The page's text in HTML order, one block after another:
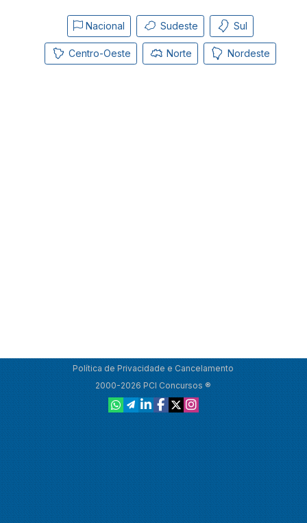
Nacional Sudeste Sul
Centro-Oeste Norte Nordeste
Política de Privacidade e Cancelamento
2000-2026 PCI Concursos ®